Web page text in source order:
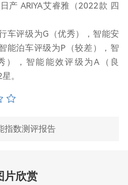
产 ARIYA艾睿雅（2022款 四
车评级为G（优秀），智能安
能泊车评级为P（较差），智
），智能能效评级为A（良
。
指数测评报告
片欣赏